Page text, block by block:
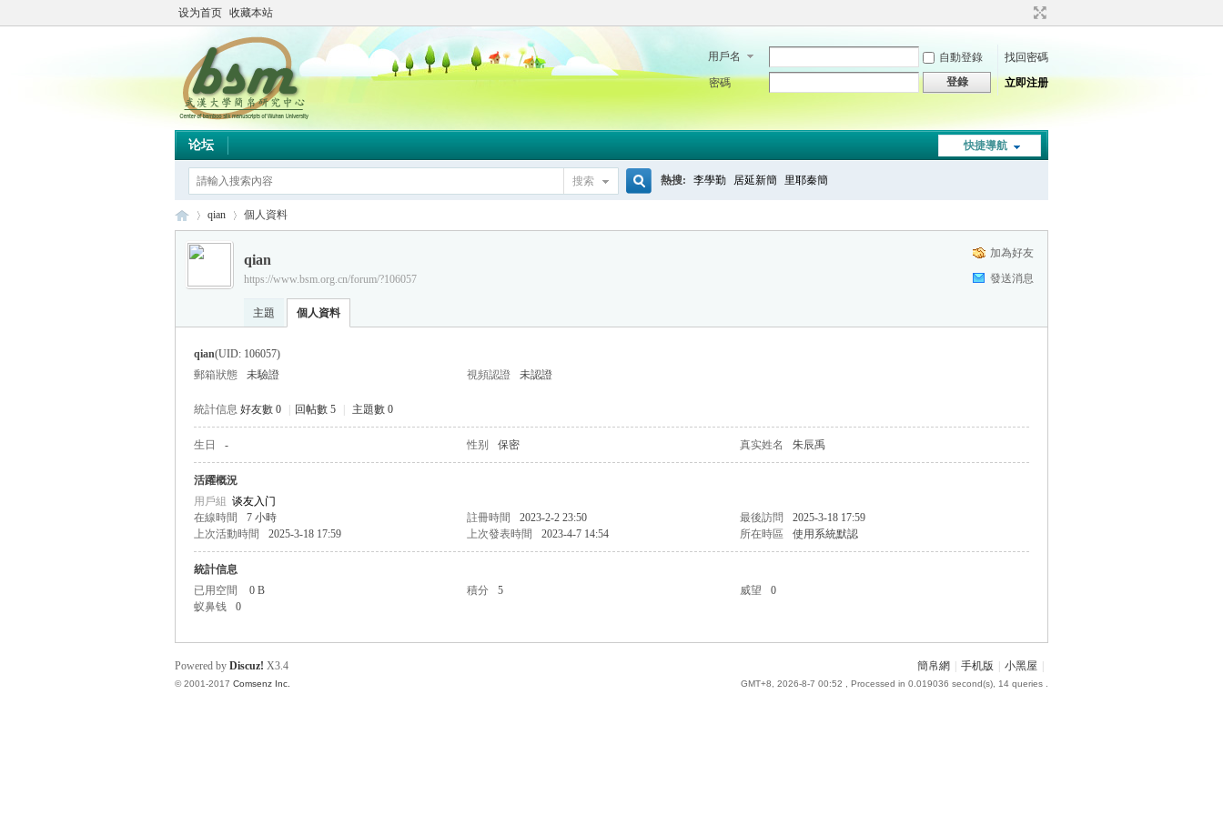
设为首页 收藏本站
用戶名 自動登錄
找回密碼
密碼
登錄 立即注册
快捷導航
论坛
搜索 熱搜: 李學勤 居延新簡 里耶秦簡
›
qian
›
個人資料
加為好友
發送消息
qian
https://www.bsm.org.cn/forum/?106057
主題 個人資料
qian(UID: 106057)
郵箱狀態
未驗證 視頻認證 未認證
統計信息 好友數 0 回帖數 5 主題數 0
生日 - 性别 保密 真实姓名 朱辰禹
活躍概況
用戶組 谈友入门
在線時間
7 小時 註冊時間 2023-2-2 23:50 最後訪問
2025-3-18 17:59
上次活動時間
2025-3-18 17:59 上次發表時間 2023-4-7 14:54 所在時區 使用系統默認
統計信息
已用空間
0 B 積分 5 威望
0
蚁鼻钱
0
簡帛網 手机版 小黑屋
GMT+8, 2026-8-7 00:52 , Processed in 0.019036 second(s), 14 queries .
Powered by Discuz! X3.4
© 2001-2017 Comsenz Inc.